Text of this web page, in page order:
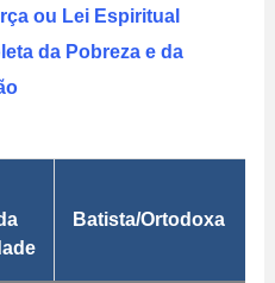
ou Lei Espiritual
da Pobreza e da
Batista/Ortodoxa